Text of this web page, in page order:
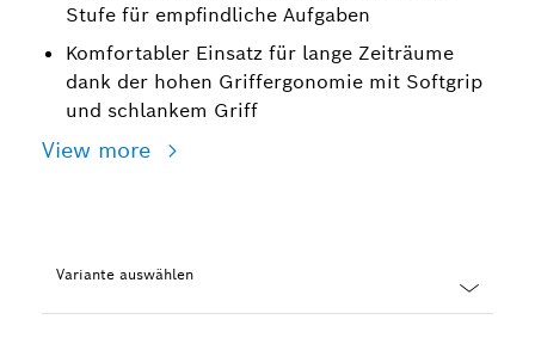
Stufe für empfindliche Aufgaben
Komfortabler Einsatz für lange Zeiträume
dank der hohen Griffergonomie mit Softgrip
und schlankem Griff
View more
Variante auswählen